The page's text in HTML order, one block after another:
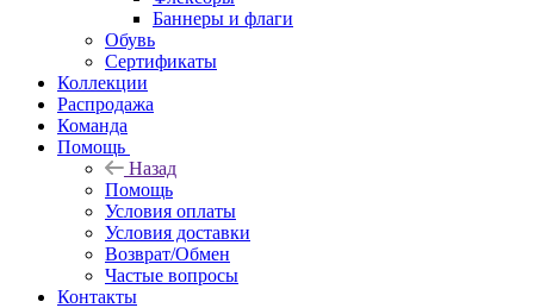
Баннеры и флаги
Обувь
Сертификаты
Коллекции
Распродажа
Команда
Помощь
Назад
Помощь
Условия оплаты
Условия доставки
Возврат/Обмен
Частые вопросы
Контакты